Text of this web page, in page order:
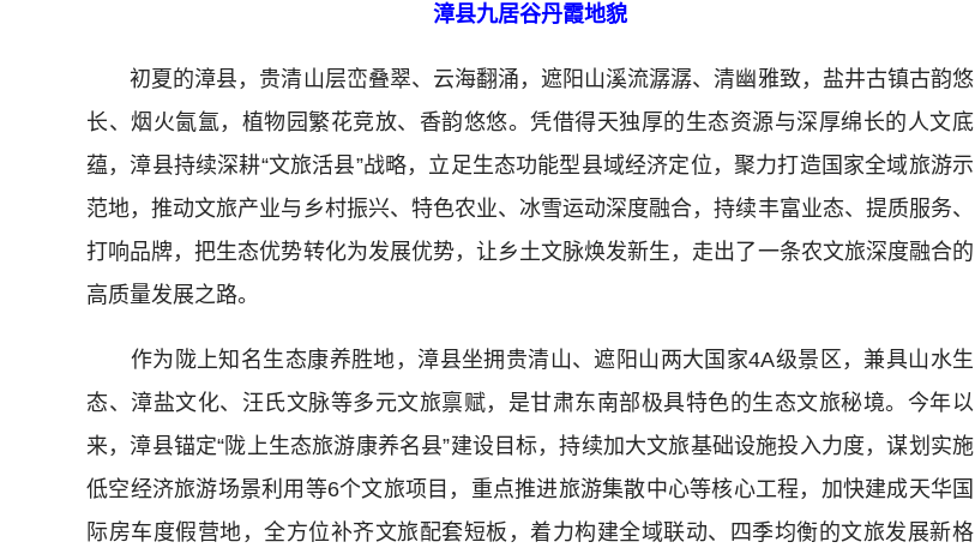
漳县九居谷丹霞地貌
初夏的漳县，贵清山层峦叠翠、云海翻涌，遮阳山溪流潺潺、清幽雅致，盐井古镇古韵悠
长、烟火氤氲，植物园繁花竞放、香韵悠悠。凭借得天独厚的生态资源与深厚绵长的人文底
蕴，漳县持续深耕“文旅活县”战略，立足生态功能型县域经济定位，聚力打造国家全域旅游示
范地，推动文旅产业与乡村振兴、特色农业、冰雪运动深度融合，持续丰富业态、提质服务、
打响品牌，把生态优势转化为发展优势，让乡土文脉焕发新生，走出了一条农文旅深度融合的
高质量发展之路。
作为陇上知名生态康养胜地，漳县坐拥贵清山、遮阳山两大国家4A级景区，兼具山水生
态、漳盐文化、汪氏文脉等多元文旅禀赋，是甘肃东南部极具特色的生态文旅秘境。今年以
来，漳县锚定“陇上生态旅游康养名县”建设目标，持续加大文旅基础设施投入力度，谋划实施
低空经济旅游场景利用等6个文旅项目，重点推进旅游集散中心等核心工程，加快建成天华国
际房车度假营地，全方位补齐文旅配套短板，着力构建全域联动、四季均衡的文旅发展新格